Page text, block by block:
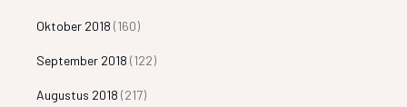
Oktober 2018 (160)
September 2018 (122)
Augustus 2018 (217)